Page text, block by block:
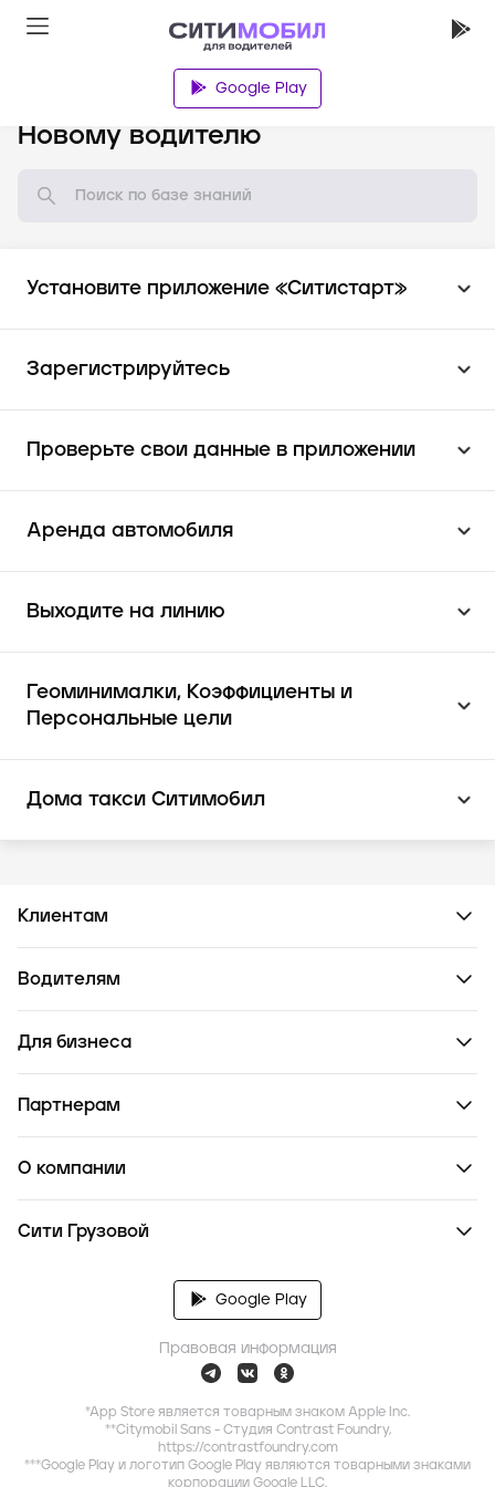
Google Play
Новому водителю
Установите приложение «Ситистарт»
Зарегистрируйтесь
Проверьте свои данные в приложении
Аренда автомобиля
Выходите на линию
Геоминималки, Коэффициенты и
Персональные цели
Дома такси Ситимобил
Клиентам
Водителям
Для бизнеса
Партнерам
О компании
Сити Грузовой
Google Play
Правовая информация
*App Store является товарным знаком Apple Inc.
**Citymobil Sans - Студия Contrast Foundry,
https://contrastfoundry.com
***Google Play и логотип Google Play являются товарными знаками
корпорации Google LLC.